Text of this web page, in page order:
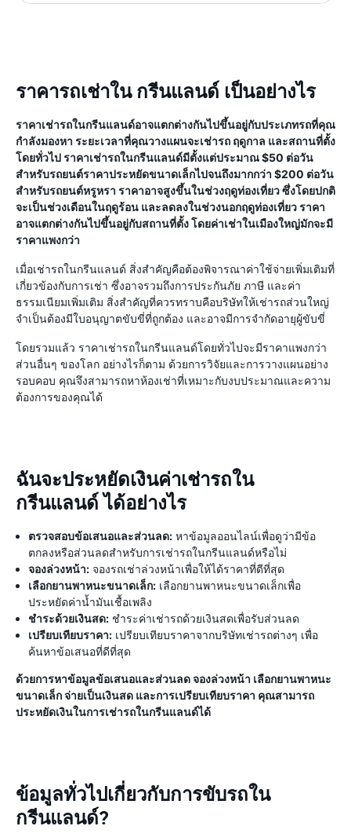
ราคารถเช่าใน กรีนแลนด์ เป็นอย่างไร
ราคาเช่ารถในกรีนแลนด์อาจแตกต่างกันไปขึ้นอยู่กับประเภทรถที่คุณ
กำลังมองหา ระยะเวลาที่คุณวางแผนจะเช่ารถ ฤดูกาล และสถานที่ตั้ง
โดยทั่วไป ราคาเช่ารถในกรีนแลนด์มีตั้งแต่ประมาณ $50 ต่อวัน
สำหรับรถยนต์ราคาประหยัดขนาดเล็กไปจนถึงมากกว่า $200 ต่อวัน
สำหรับรถยนต์หรูหรา ราคาอาจสูงขึ้นในช่วงฤดูท่องเที่ยว ซึ่งโดยปกติ
จะเป็นช่วงเดือนในฤดูร้อน และลดลงในช่วงนอกฤดูท่องเที่ยว ราคา
อาจแตกต่างกันไปขึ้นอยู่กับสถานที่ตั้ง โดยค่าเช่าในเมืองใหญ่มักจะมี
ราคาแพงกว่า
เมื่อเช่ารถในกรีนแลนด์ สิ่งสำคัญคือต้องพิจารณาค่าใช้จ่ายเพิ่มเติมที่
เกี่ยวข้องกับการเช่า ซึ่งอาจรวมถึงการประกันภัย ภาษี และค่า
ธรรมเนียมเพิ่มเติม สิ่งสำคัญที่ควรทราบคือบริษัทให้เช่ารถส่วนใหญ่
จำเป็นต้องมีใบอนุญาตขับขี่ที่ถูกต้อง และอาจมีการจำกัดอายุผู้ขับขี่
โดยรวมแล้ว ราคาเช่ารถในกรีนแลนด์โดยทั่วไปจะมีราคาแพงกว่า
ส่วนอื่นๆ ของโลก อย่างไรก็ตาม ด้วยการวิจัยและการวางแผนอย่าง
รอบคอบ คุณจึงสามารถหาห้องเช่าที่เหมาะกับงบประมาณและความ
ต้องการของคุณได้
ฉันจะประหยัดเงินค่าเช่ารถใน
กรีนแลนด์ ได้อย่างไร
ตรวจสอบข้อเสนอและส่วนลด: หาข้อมูลออนไลน์เพื่อดูว่ามีข้อ
ตกลงหรือส่วนลดสำหรับการเช่ารถในกรีนแลนด์หรือไม่
จองล่วงหน้า: จองรถเช่าล่วงหน้าเพื่อให้ได้ราคาที่ดีที่สุด
เลือกยานพาหนะขนาดเล็ก: เลือกยานพาหนะขนาดเล็กเพื่อ
ประหยัดค่าน้ำมันเชื้อเพลิง
ชำระด้วยเงินสด: ชำระค่าเช่ารถด้วยเงินสดเพื่อรับส่วนลด
เปรียบเทียบราคา: เปรียบเทียบราคาจากบริษัทเช่ารถต่างๆ เพื่อ
ค้นหาข้อเสนอที่ดีที่สุด
ด้วยการหาข้อมูลข้อเสนอและส่วนลด จองล่วงหน้า เลือกยานพาหนะ
ขนาดเล็ก จ่ายเป็นเงินสด และการเปรียบเทียบราคา คุณสามารถ
ประหยัดเงินในการเช่ารถในกรีนแลนด์ได้
ข้อมูลทั่วไปเกี่ยวกับการขับรถใน
กรีนแลนด์?